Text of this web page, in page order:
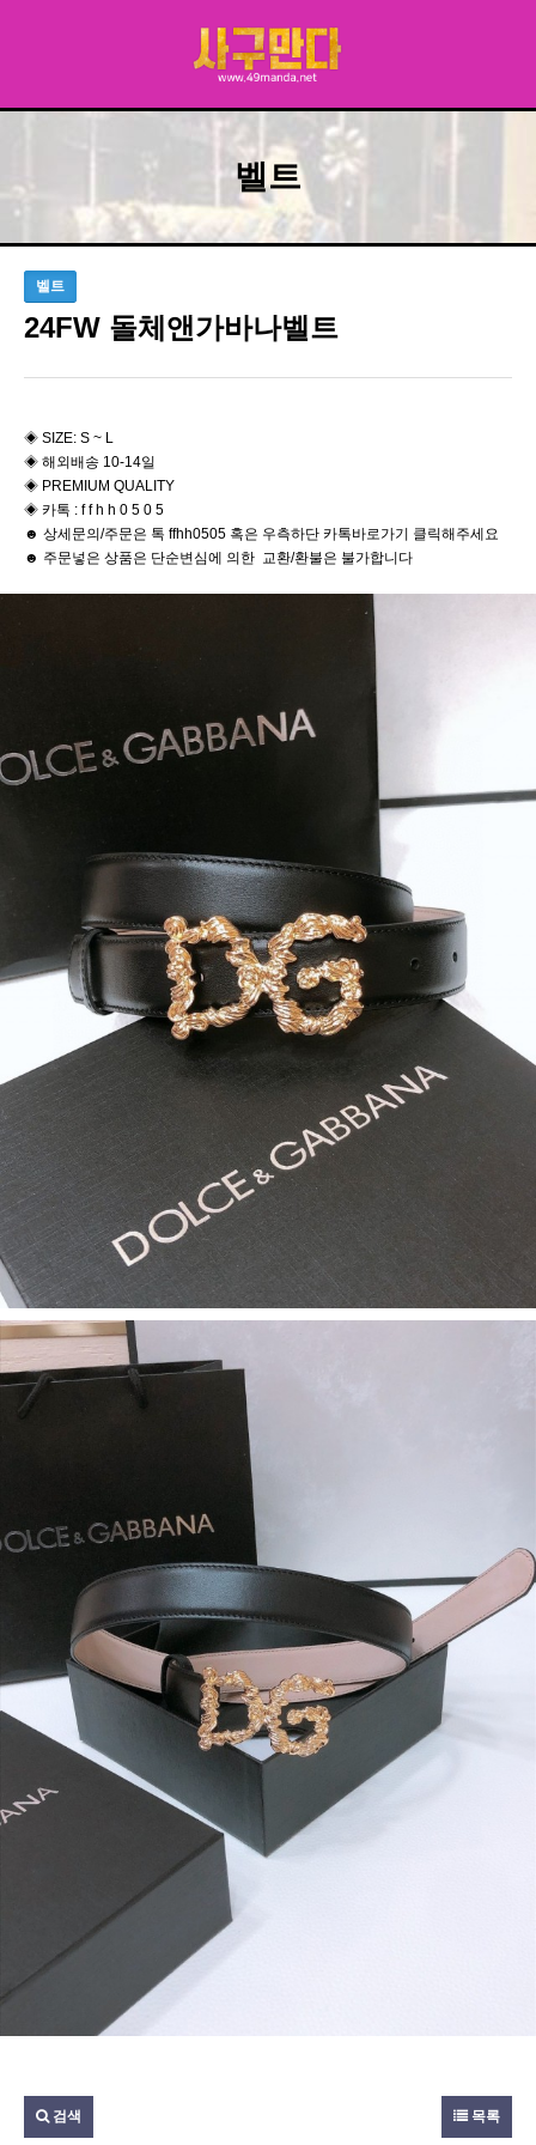
벨트
벨트
24FW 돌체앤가바나벨트
◈ SIZE: S ~ L
◈ 해외배송 10-14일
◈ PREMIUM QUALITY
◈ 카톡 : f f h h 0 5 0 5
☻ 상세문의/주문은 톡 ffhh0505 혹은 우측하단 카톡바로가기 클릭해주세요
☻ 주문넣은 상품은 단순변심에 의한 교환/환불은 불가합니다
검색 목록